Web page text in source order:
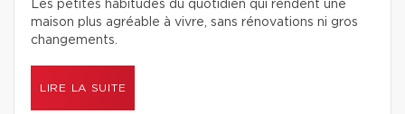
Les petites habitudes du quotidien qui rendent une
maison plus agréable à vivre, sans rénovations ni gros
changements.
LIRE LA SUITE